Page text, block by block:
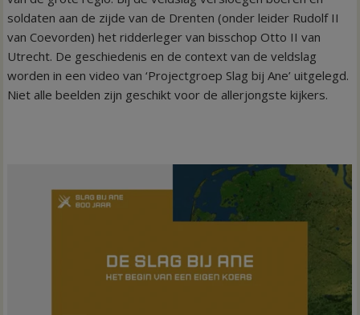
soldaten aan de zijde van de Drenten (onder leider Rudolf II
van Coevorden) het ridderleger van bisschop Otto II van
Utrecht. De geschiedenis en de context van de veldslag
worden in een video van ‘Projectgroep Slag bij Ane’ uitgelegd.
Niet alle beelden zijn geschikt voor de allerjongste kijkers.